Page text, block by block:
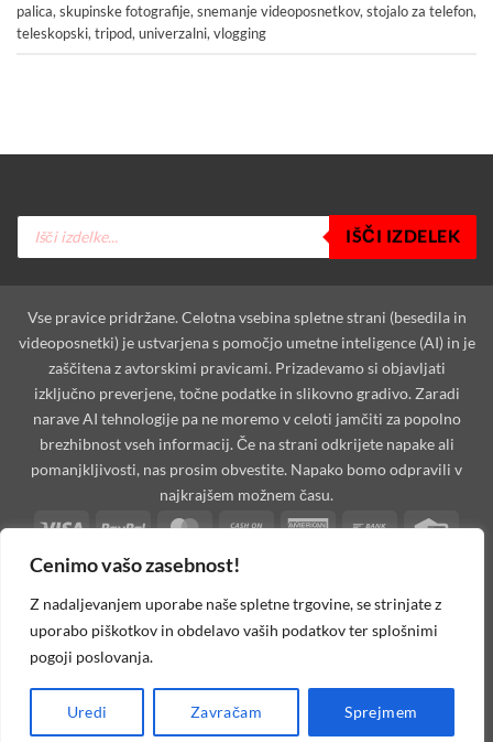
Cenimo vašo zasebnost!
Z nadaljevanjem uporabe naše spletne trgovine, se strinjate z
uporabo piškotkov in obdelavo vaših podatkov ter splošnimi
pogoji poslovanja.
Uredi Zavračam Sprejmem
palica, skupinske fotografije, snemanje videoposnetkov, stojalo za telefon,
teleskopski, tripod, univerzalni, vlogging
Products
search
IŠČI IZDELEK
Vse pravice pridržane. Celotna vsebina spletne strani (besedila in
videoposnetki) je ustvarjena s pomočjo umetne inteligence (AI) in je
zaščitena z avtorskimi pravicami. Prizadevamo si objavljati
izključno preverjene, točne podatke in slikovno gradivo. Zaradi
narave AI tehnologije pa ne moremo v celoti jamčiti za popolno
brezhibnost vseh informacij. Če na strani odkrijete napake ali
pomanjkljivosti, nas prosim obvestite. Napako bomo odpravili v
najkrajšem možnem času.
Visa
PayPal MasterCard
Cash
AmericanBank
Dinners DiscoverMaestro
Apple
Pay
Cash
on
Pickup
Credit
Card
Google
Pay
PayPal
2
Stripe
Invoice Rechung
MOJAoprema.com 2026 ©
Spletna Trgovina, Na žago 32, 8351
Straža, Slovenija